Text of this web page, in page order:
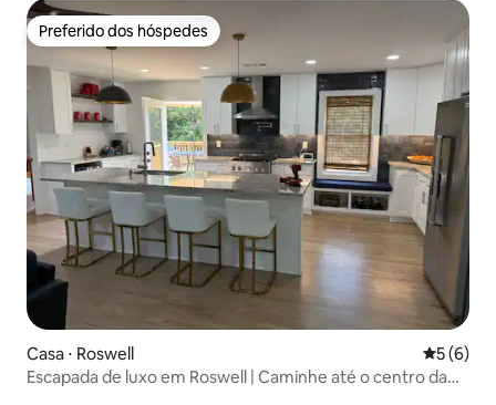
Preferido dos hóspedes
Preferido dos hóspedes
Casa ⋅ Roswell 5 de
5 (6)
Escapada de luxo em Roswell | Caminhe até o centro da